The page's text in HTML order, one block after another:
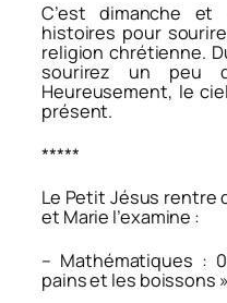
C’est dimanche et
histoires pour
religion chrétienne.
sourirez un peu
Heureusement, le
présent.
*****
Le Petit Jésus rentre
et Marie l’examine :
– Mathématiques :
pains et les boissons »